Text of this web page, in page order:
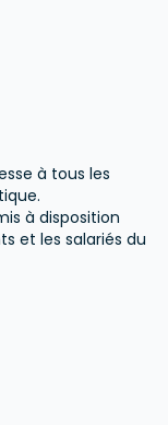
à tous les
à disposition
et les salariés du